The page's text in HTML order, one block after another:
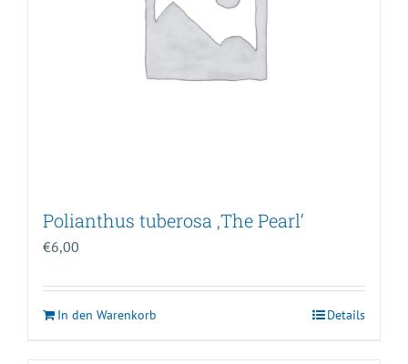
Polianthus tuberosa ‚The Pearl‘
€6,00
In den Warenkorb Details